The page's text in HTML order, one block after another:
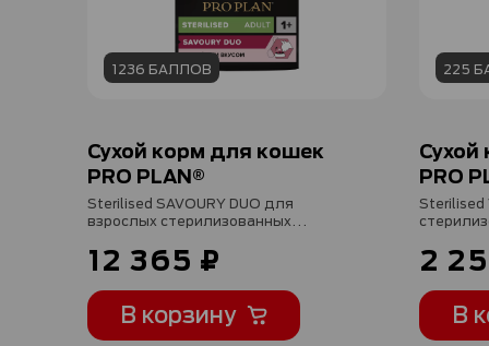
1236 БАЛЛОВ
Сухой корм для кошек
PRO PLAN®
Sterilised SAVOURY DUO для
взрослых стерилизованных
печенью, 10 кг
12 365 ₽
В корзину
225
PRO
Sterilised
мозга и
кг
2
В